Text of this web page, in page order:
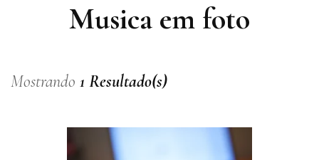
Musica em foto
Mostrando 1 Resultado(s)